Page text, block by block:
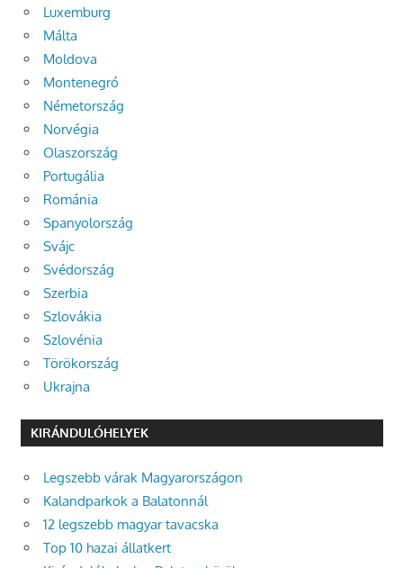
Luxemburg
Málta
Moldova
Montenegró
Németország
Norvégia
Olaszország
Portugália
Románia
Spanyolország
Svájc
Svédország
Szerbia
Szlovákia
Szlovénia
Törökország
Ukrajna
KIRÁNDULÓHELYEK
Legszebb várak Magyarországon
Kalandparkok a Balatonnál
12 legszebb magyar tavacska
Top 10 hazai állatkert